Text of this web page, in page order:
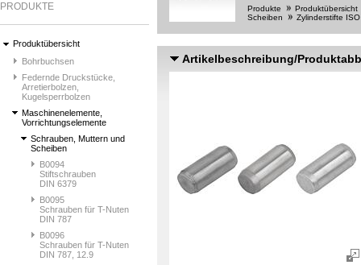
PRODUKTE
Produktübersicht
Bohrbuchsen
Federnde Druckstücke,
Arretierbolzen,
Kugelsperrbolzen
Maschinenelemente,
Vorrichtungselemente
Schrauben, Muttern und
Scheiben
B0094
Stiftschrauben
DIN 6379
B0095
Schrauben für T-Nuten
DIN 787
B0096
Schrauben für T-Nuten
DIN 787, 12.9
Produkte
Produktübersicht
Scheiben
Zylinderstifte
Artikelbeschreibung/